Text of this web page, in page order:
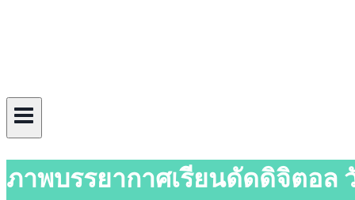
ภาพบรรยากาศเรียนดัดดิจิตอล